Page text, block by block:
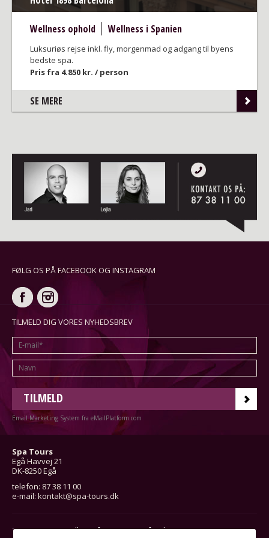
os af flere forskellige flyselskaber såsom SAS, Norwegian
og Vueling. Spa Tours skræddersyr rejsen ud fra dine
ønsker omkring varighed og afrejsedato.
Wellness ophold Wellness i Spanien
Luksuriøs rejse inkl. fly, morgenmad og adgang til byens
bedste spa.
Pris fra 4.850 kr. / person
SE MERE
FØLG OS PÅ FACEBOOK OG INSTAGRAM
TILMELD DIG VORES NYHEDSBREV
TILMELD
Email Marketing System fra eMailPlatform.com
Spa Tours
Egå Havvej 21
DK-8250 Egå
telefon: 87 38 11 00
e-mail: kontakt@spa-tours.dk
Spa Tours er medlem af Rejsegarantifonden nr. 1743